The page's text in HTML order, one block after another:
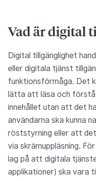
Vad är digital
Digital tillgänglighet
eller digitala tjänst
funktionsförmåga. Det
lätta att läsa och
innehållet utan att det
användarna ska kunna
röststyrning eller att
via skrämuppläsning.
lag på att digitala
applikationer) ska vara